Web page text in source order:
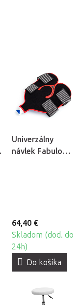
Univerzálny
návlek Fabulo
64,40 €
Skladom (dod. do
24h)
Do košíka